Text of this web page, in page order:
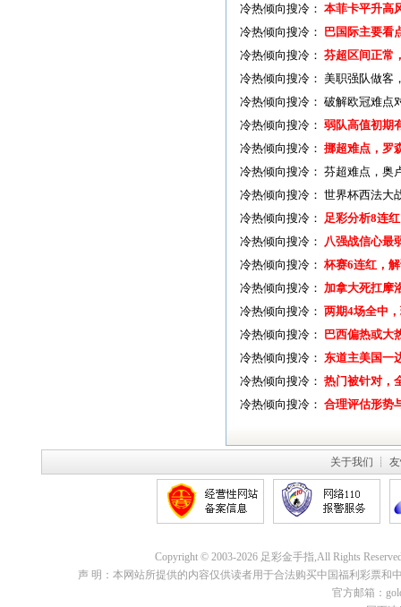
冷热倾向搜冷： 本菲卡平升高
冷热倾向搜冷： 巴国际主要看
冷热倾向搜冷： 芬超区间正常
冷热倾向搜冷： 美职强队做客
冷热倾向搜冷： 破解欧冠难点
冷热倾向搜冷： 弱队高值初期
冷热倾向搜冷： 挪超难点，罗
冷热倾向搜冷： 芬超难点，奥
冷热倾向搜冷： 世界杯西法大
冷热倾向搜冷： 足彩分析8连
冷热倾向搜冷： 八强战信心最
冷热倾向搜冷： 杯赛6连红，
冷热倾向搜冷： 加拿大死扛摩
冷热倾向搜冷： 两期4场全中
冷热倾向搜冷： 巴西偏热或大
冷热倾向搜冷： 东道主美国一
冷热倾向搜冷： 热门被针对，
冷热倾向搜冷： 合理评估形势
关于我们 ┊
Copyright © 2003-2026 足彩金手指,All Rights
声 明：本网站所提供的内容仅供读者用于合法购买中国福利彩票
官方邮箱：